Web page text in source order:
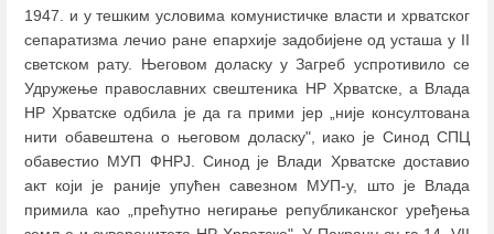
1947. и у тешким условима комунистичке власти и хрватског
сепаратизма лечио ране епархије задобијене од усташа у II
светском рату. Његовом доласку у Загреб успротивило се
Удружење православних свештеника НР Хрватске, а Влада
НР Хрватске одбила је да га прими јер „није консултована
нити обавештена о његовом доласку", иако је Синод СПЦ
обавестио МУП ФНРЈ. Синод је Влади Хрватске доставио
акт који је раније упућен савезном МУП-у, што је Влада
примила као „прећутно негирање републиканског уређења